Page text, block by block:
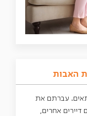
האבות
עברתם את
אחרים,